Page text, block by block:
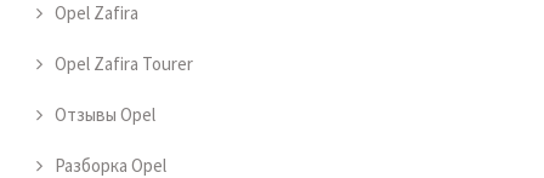
Opel Zafira
Opel Zafira Tourer
Отзывы Opel
Разборка Opel